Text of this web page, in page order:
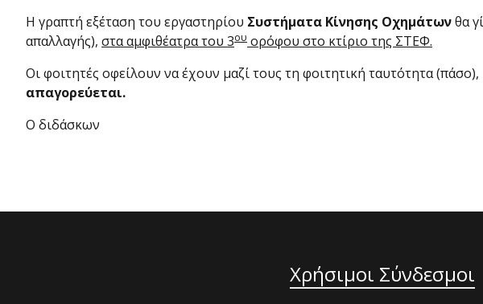
Η γραπτή εξέταση του εργαστηρίου Συστήματα Κίνησης Οχημάτωνθα
απαλλαγής), στα αμφιθέατρα του 3ου ορόφου στο κτίριο της ΣΤΕΦ.
Οι φοιτητές οφείλουν να έχουν μαζί τους τη φοιτητική ταυτότητα
απαγορεύεται.
Ο διδάσκων
Χρήσιμοι Σύνδεσμοι